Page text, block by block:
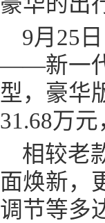
9月25
——新一代
型，豪华
31.68万
相较老
面焕新，
调节等多